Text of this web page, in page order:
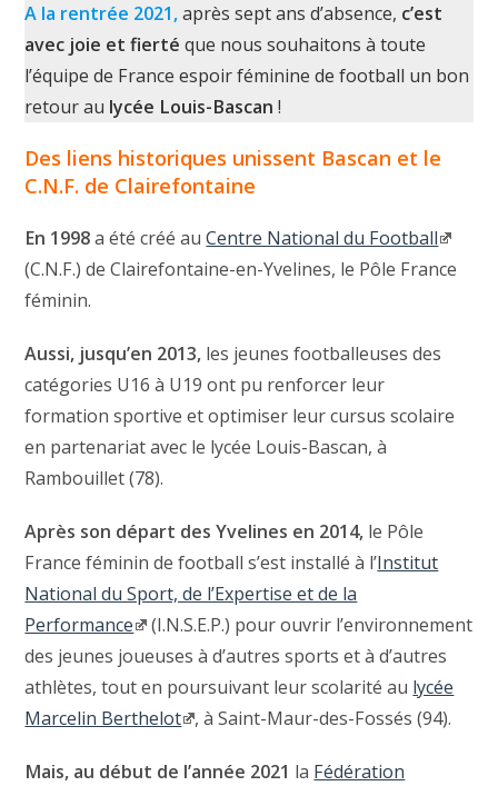
A la rentrée 2021,après sept ans d’absence, c’est
avec joie et fierté que nous souhaitons à toute
l’équipe de France espoir féminine de football un bon
retour au lycée Louis-Bascan !
Des liens historiques unissent Bascan et le
C.N.F. de Clairefontaine
En 1998a été créé auCentre National du Football
(C.N.F.) de Clairefontaine-en-Yvelines, le Pôle France
féminin.
Aussi, jusqu’en 2013, les jeunes footballeuses des
catégories U16 à U19 ont pu renforcer leur
formation sportive et optimiser leur cursus scolaire
en partenariat avec le lycée Louis-Bascan, à
Rambouillet (78).
Après son départ des Yvelines en 2014, le Pôle
France féminin de football s’est installé à l’Institut
National du Sport, de l’Expertise et de la
Performance
(I.N.S.E.P.) pour ouvrir l’environnement
des jeunes joueuses à d’autres sports et à d’autres
athlètes, tout en poursuivant leur scolarité au lycée
Marcelin Berthelot , à Saint-Maur-des-Fossés (94).
Mais, au début de l’année 2021 la Fédération